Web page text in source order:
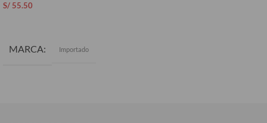
S/ 55.50
MARCA Importado